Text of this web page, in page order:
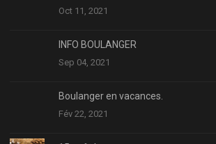
Oct 11, 2021
INFO BOULANGER
Sep 04, 2021
Boulanger en vacances.
Fév 22, 2021